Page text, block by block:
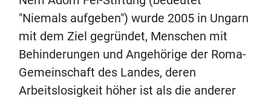
"Niemals aufgeben") wurde 2005 in Ungarn
mit dem Ziel gegründet, Menschen mit
Behinderungen und Angehörige der Roma-
Gemeinschaft des Landes, deren
Arbeitslosigkeit höher ist als die anderer